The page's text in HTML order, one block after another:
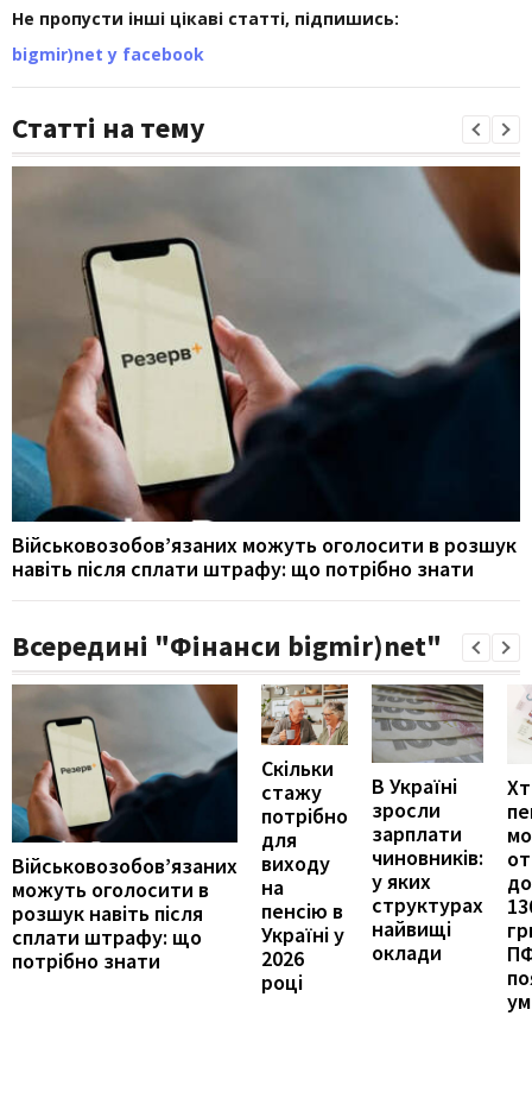
Не пропусти інші цікаві статті, підпишись:
bigmir)net у facebook
Статті на тему
Військовозобов’язаних можуть оголосити в розшук
навіть після сплати штрафу: що потрібно знати
Всередині "Фінанси bigmir)net"
Військовозобов’язаних
можуть оголосити в
розшук навіть після
сплати штрафу: що
потрібно знати
Скільки
стажу
потрібно
для
виходу
на
пенсію в
Україні у
2026
році
В Україні
зросли
зарплати
чиновників:
у яких
структурах
найвищі
оклади